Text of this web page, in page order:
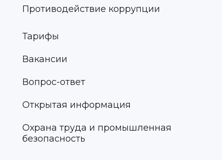
Противодействие коррупции
Тарифы
Вакансии
Вопрос-ответ
Открытая информация
Охрана труда и промышленная
безопасность